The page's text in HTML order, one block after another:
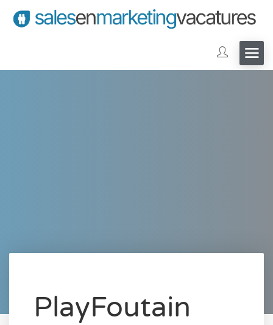
PlayFoutain